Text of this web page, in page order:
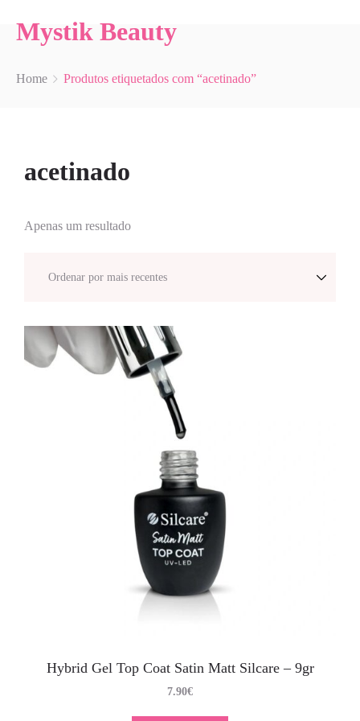
Mystik Beauty
Home Produtos etiquetados com “acetinado”
acetinado
Apenas um resultado
Hybrid Gel Top Coat Satin Matt Silcare – 9gr
7.90€